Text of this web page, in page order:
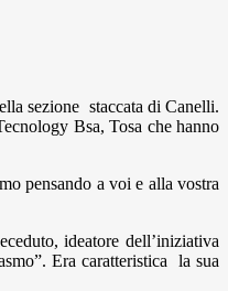
sezione staccata di Canelli.
Bsa, Tosa che hanno
pensando a voi e alla vostra
ideatore dell’iniziativa
Era caratteristica la sua